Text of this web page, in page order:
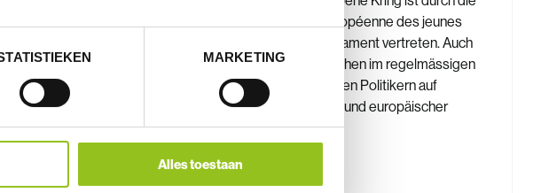
MARKETING
Alles toestaan
diskutieren,
Dann melde
CEJA (commission européenne des jeunes
agriculteurs) im EU Parlament vertreten. Auch
wir, der Grüne Kreis, stehen im regelmässigen
Kontakt zu verschiedenen Politikern auf
lokaler, sowie föderaler und europäischer
Ebene.